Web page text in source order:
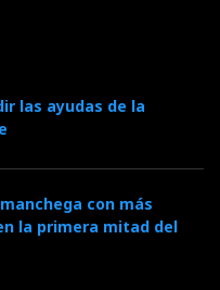
las ayudas de la
con más
la primera mitad del